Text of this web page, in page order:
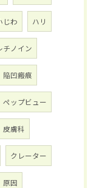
じわ ハリ
チノイン
陥凹瘢痕
ペップビュー
皮膚科
クレーター
原因